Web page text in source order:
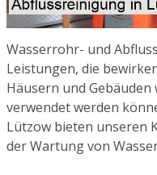
Wasserrohr- und
Leistungen, die
Häusern und
verwendet werden
Lützow bieten unseren
der Wartung von